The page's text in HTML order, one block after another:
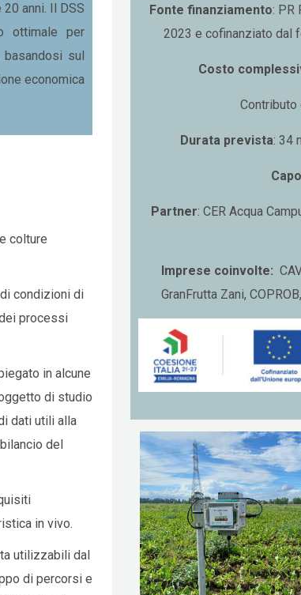
anni. Il DSS
ottimale per
sul
economica
colture
condizioni di
processi
in alcune
di studio
dati utili alla
del
in vivo.
utilizzabili dal
di percorsi e
Fonte finanziamento: PR
2023 e cofinanziato dal
Costo
Contributo
Durata prevista: 34
Partner: CER Acqua
Imprese coinvolte:
GranFrutta Zani,